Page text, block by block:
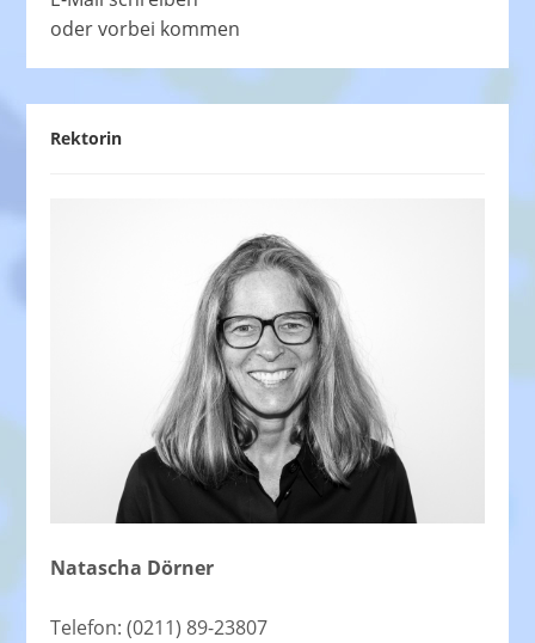
oder vorbei kommen
Rektorin
Natascha Dörner
Telefon: (0211) 89-23807